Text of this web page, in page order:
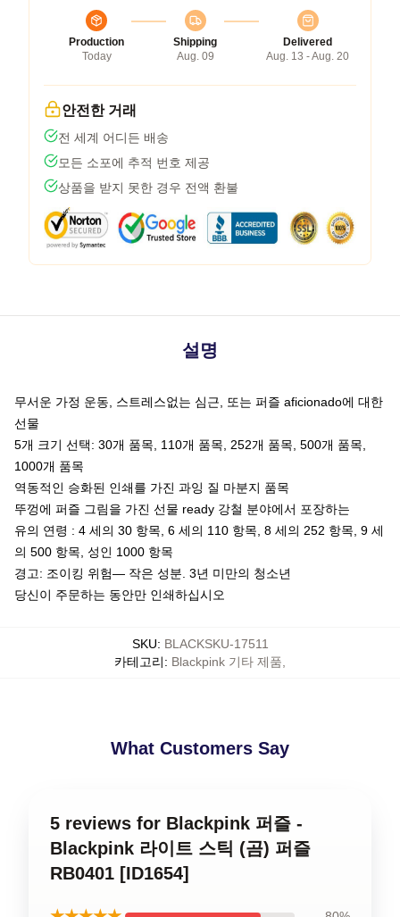
Production
Today
Shipping
Aug. 09
Delivered
Aug. 13 - Aug. 20
안전한 거래
전 세계 어디든 배송
모든 소포에 추적 번호 제공
상품을 받지 못한 경우 전액 환불
설명
무서운 가정 운동, 스트레스없는 심근, 또는 퍼즐 aficionado에 대한
선물
5개 크기 선택: 30개 품목, 110개 품목, 252개 품목, 500개 품목,
1000개 품목
역동적인 승화된 인쇄를 가진 과잉 질 마분지 품목
뚜껑에 퍼즐 그림을 가진 선물 ready 강철 분야에서 포장하는
유의 연령 : 4 세의 30 항목, 6 세의 110 항목, 8 세의 252 항목, 9 세
의 500 항목, 성인 1000 항목
경고: 조이킹 위험— 작은 성분. 3년 미만의 청소년
당신이 주문하는 동안만 인쇄하십시오
SKU: BLACKSKU-17511
카테고리: Blackpink 기타 제품
What Customers Say
5 reviews for Blackpink 퍼즐 -
Blackpink 라이트 스틱 (곰) 퍼즐
RB0401 [ID1654]